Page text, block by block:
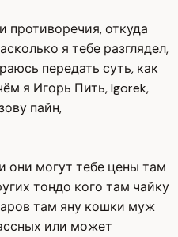
противоречия, откуда
я тебе разглядел,
передать суть, как
я Игорь Пить, Igorek,
пайн,
они могут тебе цены там
тондо кого там чайку
там яну кошки муж
или может